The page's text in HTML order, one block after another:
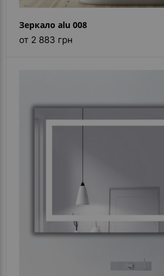
Зеркало alu 008
от 2 883 грн